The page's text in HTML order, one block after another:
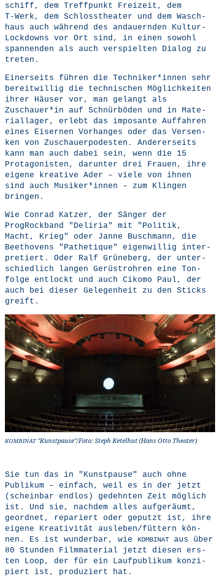
schiff, dem Treff­punkt Frei­zeit, dem
T‑Werk, dem Schloss­thea­ter und dem Wasch­
haus auch wäh­rend des andau­ern­den Kul­tur-
Lock­downs vor Ort sind, in einen sowohl
span­nen­den als auch ver­spiel­ten Dia­log zu
treten.
Einer­seits füh­ren die Techniker*innen sehr
bereit­wil­lig die tech­ni­schen Mög­lich­kei­ten
ihrer Häu­ser vor, man gelangt als
Zuschauer*in auf Schnür­bö­den und in Mate­
ri­al­la­ger, erlebt das impo­san­te Auf­fah­ren
eines Eiser­nen Vor­han­ges oder das Ver­sen­
ken von Zuschau­er­po­des­ten. Ande­rer­seits
kann man auch dabei sein, wenn die 15
Prot­ago­nis­ten, dar­un­ter drei Frau­en, ihre
eige­ne krea­ti­ve Ader – vie­le von ihnen
sind auch Musiker*innen – zum Klin­gen
bringen.
Wie Con­rad Kat­zer, der Sän­ger der
ProgRock­band "Deli­ria" mit "Poli­tik,
Macht, Krieg" oder Jan­ne Busch­mann, die
Beet­ho­vens "Pathe­tique" eigen­wil­lig inter­
pre­tiert. Oder Ralf Grü­ne­berg, der unter­
schied­lich lan­gen Gerü­st­roh­ren eine Ton­
fol­ge ent­lockt und auch Ciko­mo Paul, der
auch bei die­ser Gele­gen­heit zu den Sticks
greift.
KOMBINAT"Kunstpause"/Foto: Steph Ket­el­hut (Hans Otto Theater)
Sie tun das in "Kunst­pau­se" auch ohne
Publi­kum – ein­fach, weil es in der jetzt
(schein­bar end­los) gedehn­ten Zeit mög­lich
ist. Und sie, nach­dem alles auf­ge­räumt,
geord­net, repa­riert oder geputzt ist, ihre
eige­ne Krea­ti­vi­tät ausleben/füttern kön­
nen. Es ist wun­der­bar, wie
KOMBINAT aus über
80 Stun­den Film­ma­te­ri­al jetzt die­sen ers­
ten Loop, der für ein Lauf­pu­bli­kum kon­zi­
piert ist, pro­du­ziert hat.